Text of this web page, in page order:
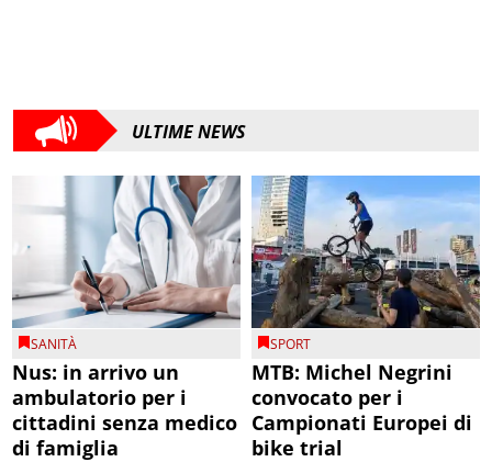
ULTIME NEWS
SANITÀ
Nus: in arrivo un
ambulatorio per i
cittadini senza medico
di famiglia
SPORT
MTB: Michel Negrini
convocato per i
Campionati Europei di
bike trial